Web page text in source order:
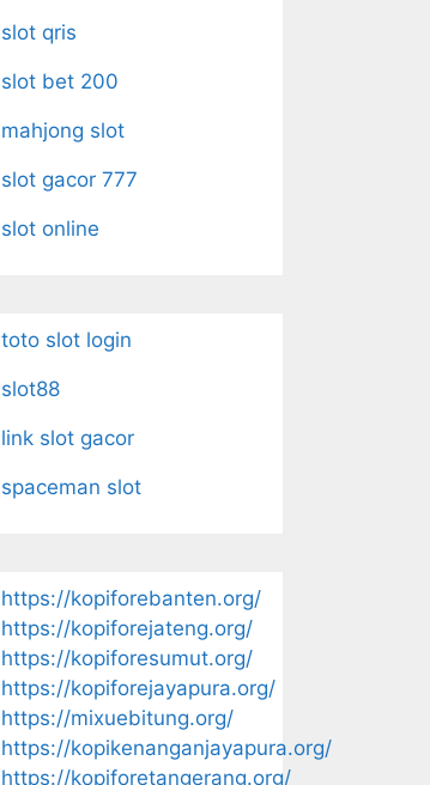
slot qris
slot bet 200
mahjong slot
slot gacor 777
slot online
toto slot login
slot88
link slot gacor
spaceman slot
https://kopiforebanten.org/
https://kopiforejateng.org/
https://kopiforesumut.org/
https://kopiforejayapura.org/
https://mixuebitung.org/
https://kopikenanganjayapura.org/
https://kopiforetangerang.org/